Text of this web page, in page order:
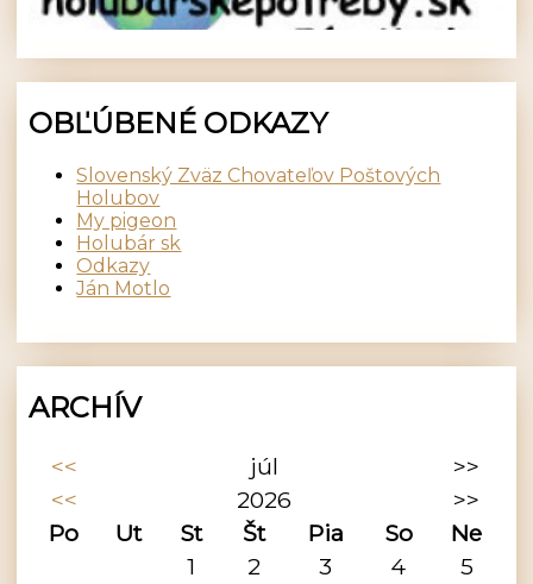
OBĽÚBENÉ ODKAZY
Slovenský Zväz Chovateľov Poštových
Holubov
My pigeon
Holubár sk
Odkazy
Ján Motlo
ARCHÍV
<< júl
>>
<<
2026
>>
Po
Ut St Št Pia So
Ne
1
2 3 4
5